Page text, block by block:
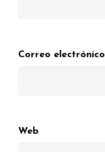
Correo electrónico
Web